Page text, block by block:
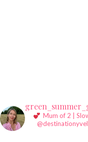
Mum of 2 |